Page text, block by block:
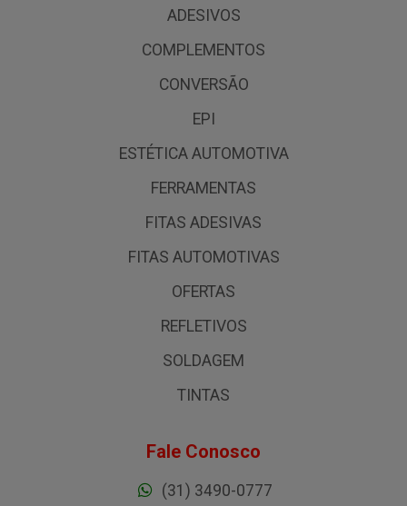
ADESIVOS
COMPLEMENTOS
CONVERSÃO
EPI
ESTÉTICA AUTOMOTIVA
FERRAMENTAS
FITAS ADESIVAS
FITAS AUTOMOTIVAS
OFERTAS
REFLETIVOS
SOLDAGEM
TINTAS
Fale Conosco
(31) 3490-0777